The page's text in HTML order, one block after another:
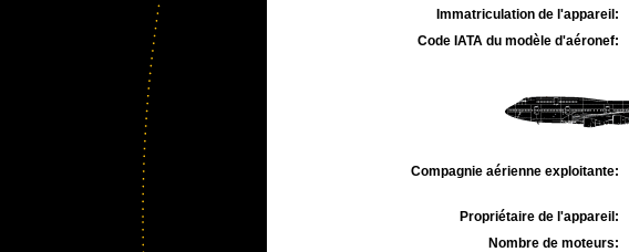
Immatriculation de l'appareil:
Code IATA du modèle d'aéronef:
Compagnie aérienne exploitante:
Propriétaire de l'appareil:
Nombre de moteurs: